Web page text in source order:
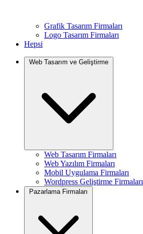
Grafik Tasarım Firmaları
Logo Tasarım Firmaları
Hepsi
Web Tasarım ve Geliştirme
Web Tasarım Firmaları
Web Yazılım Firmaları
Mobil Uygulama Firmaları
Wordpress Geliştirme Firmaları
Pazarlama Firmaları